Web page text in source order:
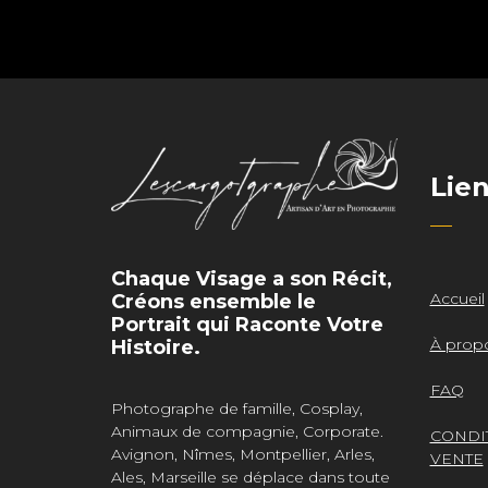
Chaque Visage a son Récit,
Créons ensemble le
Portrait qui Raconte Votre
Histoire.
Photographe de famille, Cosplay,
Animaux de compagnie, Corporate.
Avignon, Nîmes, Montpellier, Arles,
Ales, Marseille se déplace dans toute
Accueil
À
FAQ
VENTE